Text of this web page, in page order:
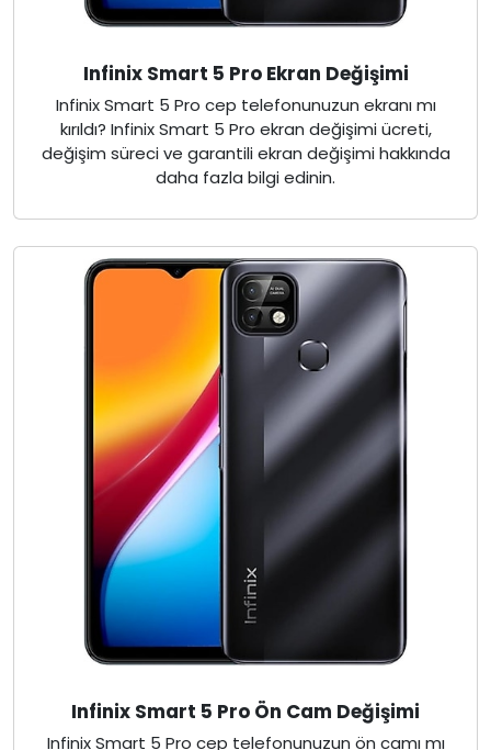
Infinix Smart 5 Pro Ekran Değişimi
Infinix Smart 5 Pro cep telefonunuzun ekranı mı
kırıldı? Infinix Smart 5 Pro ekran değişimi ücreti,
değişim süreci ve garantili ekran değişimi hakkında
daha fazla bilgi edinin.
Infinix Smart 5 Pro Ön Cam Değişimi
Infinix Smart 5 Pro cep telefonunuzun ön camı mı